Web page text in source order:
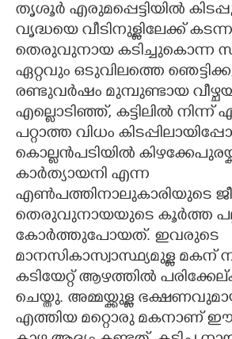
തൃശൂർ എരുമപ്പെട്ടിയിൽ
വൃദ്ധയെ വീടിനുള്ളിലേക്ക്
തെരുവുനായ കടിച്ചുകൊന്ന
ഏറ്റവും ഒടുവിലത്തെ
രണ്ടുവർഷം മുമ്പുണ്ടായ
എല്ലൊടിഞ്ഞ്,​ കട്ടിലിൽ
പറ്റാത്ത വിധം
കൊല്ലൻപടിയിൽ
കാർത്യായനി എന്ന
എൺപത്തിനാലുകാരിയുടെ
തെരുവുനായയുടെ കൂർത്ത
കോർത്തുപോയത്. ഇവരുടെ
മാനസികാസ്വാസ്ഥ്യമുള്ള
കടിയേറ്റ് ആഴത്തിൽ
ചെയ്തു. അമ്മയ്ക്കുള്ള
എത്തിയ മറ്റൊരു മകനാണ്